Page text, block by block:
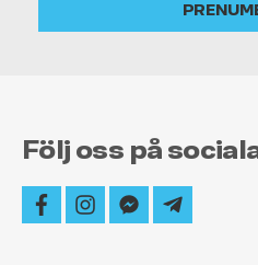
Följ oss på
facebookinstagram
facebook-
messenger
telegram-
plane